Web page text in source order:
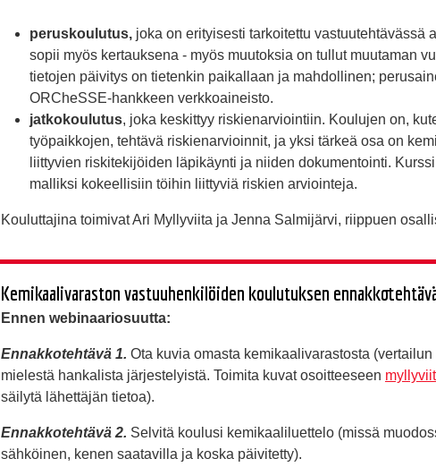
peruskoulutus, joka on erityisesti tarkoitettu vastuutehtävässä
sopii myös kertauksena - myös muutoksia on tullut muutaman
tietojen päivitys on tietenkin paikallaan ja mahdollinen;
ORCheSSE-hankkeen verkkoaineisto.
jatkokoulutus, joka keskittyy riskienarviointiin. Koulujen on,
työpaikkojen, tehtävä riskienarvioinnit, ja yksi tärkeä osa on
liittyvien riskitekijöiden läpikäynti ja niiden dokumentointi.
malliksi kokeellisiin töihin liittyviä riskien arviointeja.
Kouluttajina toimivat Ari Myllyviita ja Jenna Salmijärvi, riippuen
Kemikaalivaraston vastuuhenkilöiden koulutuksen
Ennen webinaariosuutta:
Ennakkotehtävä 1. Ota kuvia omasta kemikaalivarastosta
mielestä hankalista järjestelyistä. Toimita kuvat osoitteeseen
säilytä lähettäjän tietoa).
Ennakkotehtävä 2. Selvitä koulusi kemikaaliluettelo (missä
sähköinen, kenen saatavilla ja koska päivitetty).